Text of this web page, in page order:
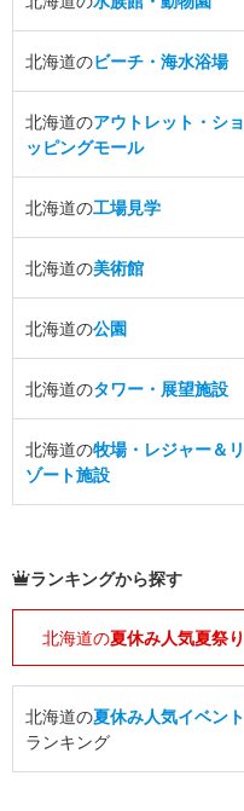
北海道のビーチ・海水浴場
北海道のアウトレット・ショ
ッピングモール
北海道の工場見学
北海道の美術館
北海道の公園
北海道のタワー・展望施設
北海道の牧場・レジャー＆リ
ゾート施設
ランキングから探す
北海道の夏休み人気夏祭り
北海道の夏休み人気イベント
ランキング